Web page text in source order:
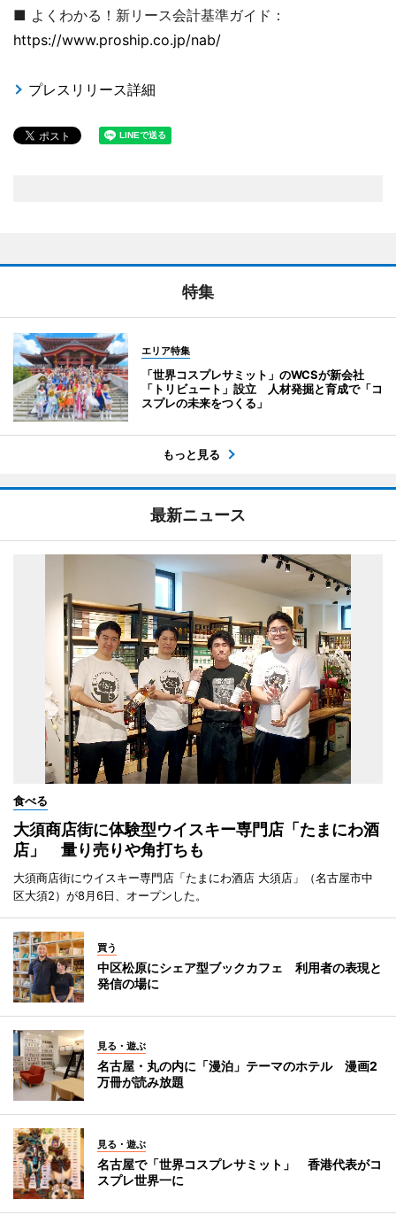
■ よくわかる！新リース会計基準ガイド：
https://www.proship.co.jp/nab/
プレスリリース詳細
特集
エリア特集
「世界コスプレサミット」のWCSが新会社
「トリビュート」設立 人材発掘と育成で「コ
スプレの未来をつくる」
もっと見る
最新ニュース
食べる
大須商店街に体験型ウイスキー専門店「たまにわ酒
店」 量り売りや角打ちも
大須商店街にウイスキー専門店「たまにわ酒店 大須店」（名古屋市中
区大須2）が8月6日、オープンした。
買う
中区松原にシェア型ブックカフェ 利用者の表現と
発信の場に
見る・遊ぶ
名古屋・丸の内に「漫泊」テーマのホテル 漫画2
万冊が読み放題
見る・遊ぶ
名古屋で「世界コスプレサミット」 香港代表がコ
スプレ世界一に